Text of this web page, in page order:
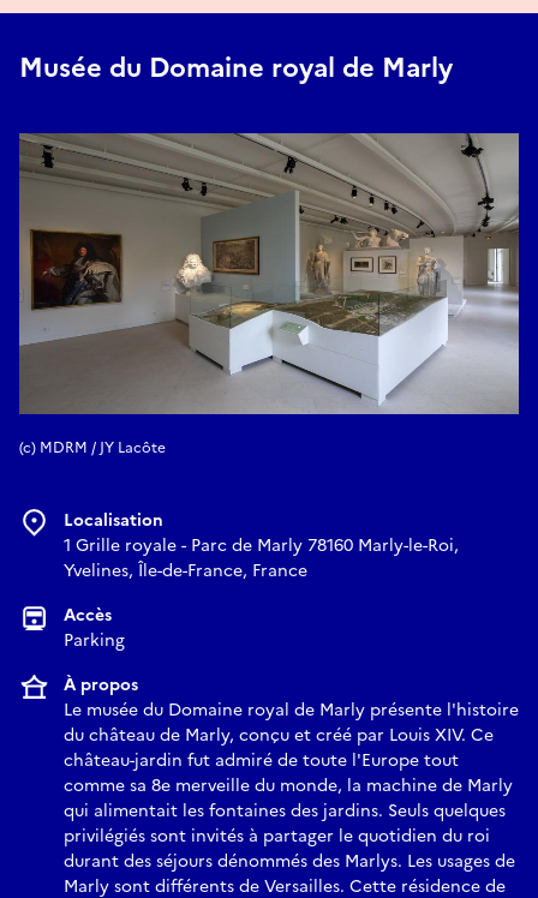
Musée du Domaine royal de Marly
(c) MDRM / JY Lacôte
Localisation
1 Grille royale - Parc de Marly 78160 Marly-le-Roi,
Yvelines, Île-de-France, France
Accès
Parking
À propos
Le musée du Domaine royal de Marly présente l'histoire
du château de Marly, conçu et créé par Louis XIV. Ce
château-jardin fut admiré de toute l'Europe tout
comme sa 8e merveille du monde, la machine de Marly
qui alimentait les fontaines des jardins. Seuls quelques
privilégiés sont invités à partager le quotidien du roi
durant des séjours dénommés des Marlys. Les usages de
Marly sont différents de Versailles. Cette résidence de